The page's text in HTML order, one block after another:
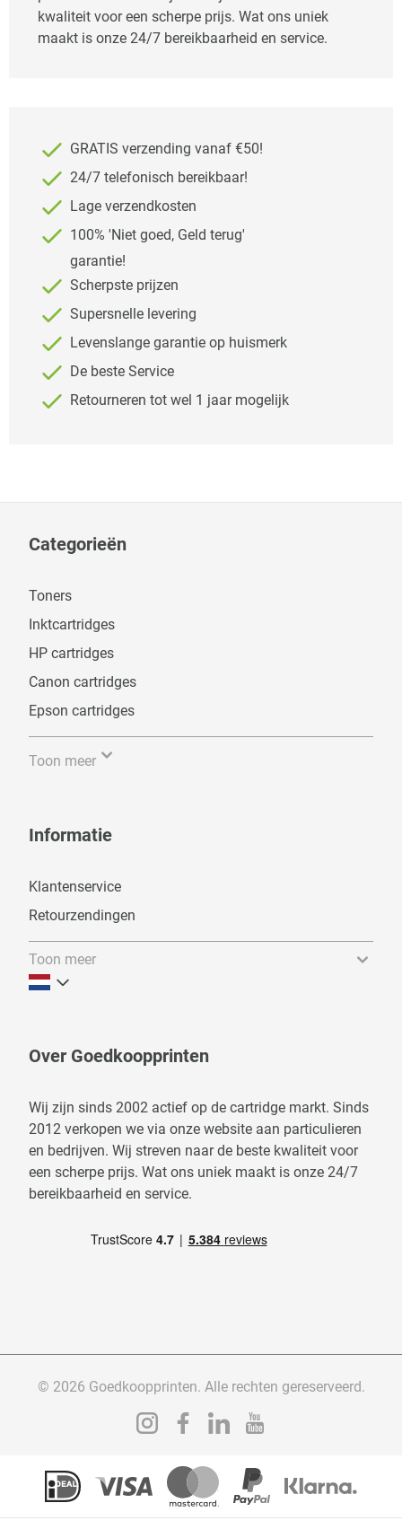
kwaliteit voor een scherpe prijs. Wat ons uniek
maakt is onze 24/7 bereikbaarheid en service.
GRATIS verzending vanaf €50!
24/7 telefonisch bereikbaar!
Lage verzendkosten
100% 'Niet goed, Geld terug'
garantie!
Scherpste prijzen
Supersnelle levering
Levenslange garantie op huismerk
De beste Service
Retourneren tot wel 1 jaar mogelijk
Categorieën
Toners
Inktcartridges
HP cartridges
Canon cartridges
Epson cartridges
Toon meer
Informatie
Klantenservice
Retourzendingen
Toon meer
Over Goedkoopprinten
Wij zijn sinds 2002 actief op de cartridge markt. Sinds
2012 verkopen we via onze website aan particulieren
en bedrijven. Wij streven naar de beste kwaliteit voor
een scherpe prijs. Wat ons uniek maakt is onze 24/7
bereikbaarheid en service.
© 2026 Goedkoopprinten. Alle rechten gereserveerd.